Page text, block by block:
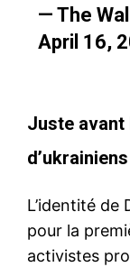
général mène à bien
enquête, a déclaré
de l'air…
— The
April 16,
Juste avant
L’identité de
pour la
activistes